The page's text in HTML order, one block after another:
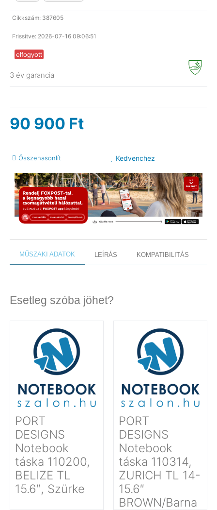
Cikkszám: 387605
Frissítve: 2026-07-16 09:06:51
elfogyott
3 év garancia
90 900 Ft
Összehasonlít Kedvenchez
MŰSZAKI ADATOK LEÍRÁS KOMPATIBILITÁS
Esetleg szóba jöhet?
PORT
DESIGNS
Notebook
táska 110200,
BELIZE TL
15.6″, Szürke
PORT
DESIGNS
Notebook
táska 110314,
ZURICH TL 14-
15.6″
BROWN/Barna